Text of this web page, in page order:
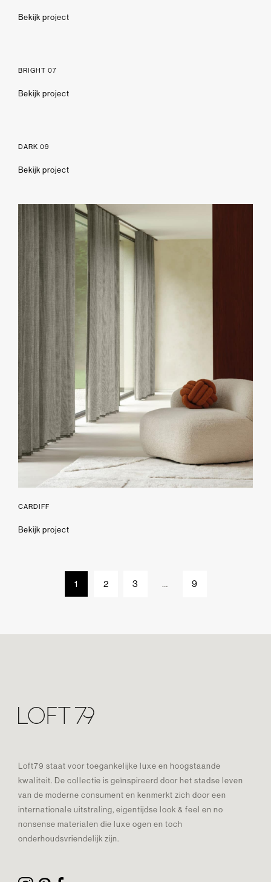
Bekijk project
BRIGHT 07
Bekijk project
DARK 09
Bekijk project
CARDIFF
Bekijk project
1 2 3 … 9
Loft79 staat voor toegankelijke luxe en hoogstaande
kwaliteit. De collectie is geïnspireerd door het stadse leven
van de moderne consument en kenmerkt zich door een
internationale uitstraling, eigentijdse look & feel en no
nonsense materialen die luxe ogen en toch
onderhoudsvriendelijk zijn.